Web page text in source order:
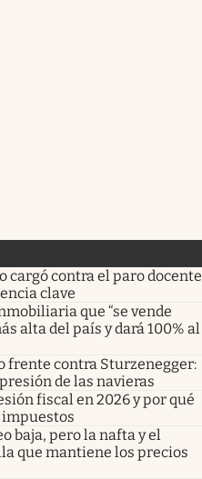
cargó contra el paro docente
clave
que “se vende
alta del país y dará 100% al
frente contra Sturzenegger:
de las navieras
fiscal en 2026 y por qué
impuestos
baja, pero la nafta y el
que mantiene los precios